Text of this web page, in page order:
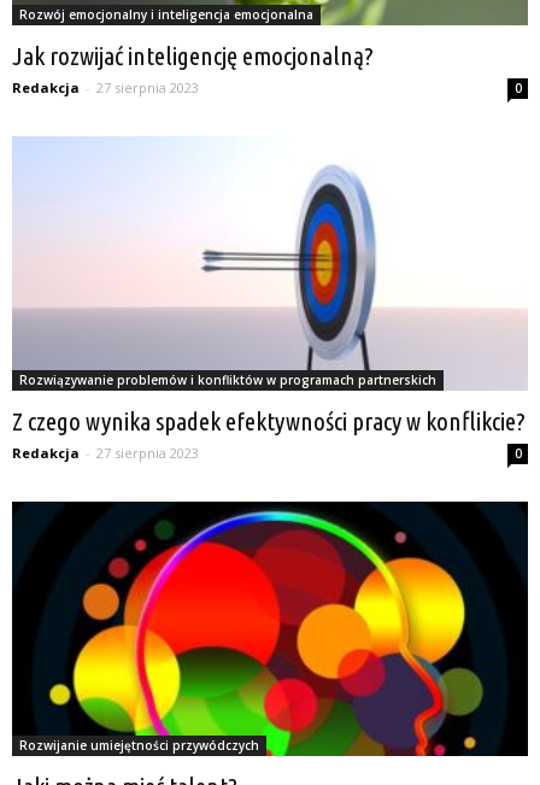
Rozwój emocjonalny i inteligencja emocjonalna
Jak rozwijać inteligencję emocjonalną?
Redakcja - 27 sierpnia 2023 0
Rozwiązywanie problemów i konfliktów w programach partnerskich
Z czego wynika spadek efektywności pracy w konflikcie?
Redakcja - 27 sierpnia 2023 0
Rozwijanie umiejętności przywódczych